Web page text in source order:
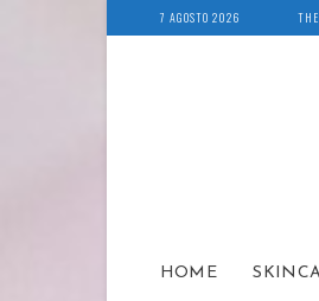
to
7 AGOSTO 2026
HOME